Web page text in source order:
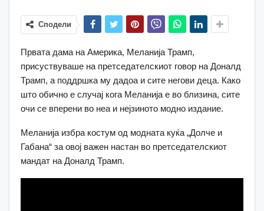
Сподели
Првата дама на Америка, Меланија Трамп,
присуствуваше на претседателскиот говор на Доналд
Трамп, а поддршка му дадоа и сите негови деца. Како
што обично е случај кога Меланија е во близина, сите
очи се вперени во неа и нејзиното модно издание.
Меланија избра костум од модната куќа „Долче и
Габана“ за овој важен настан во претседателскиот
мандат на Доналд Трамп.